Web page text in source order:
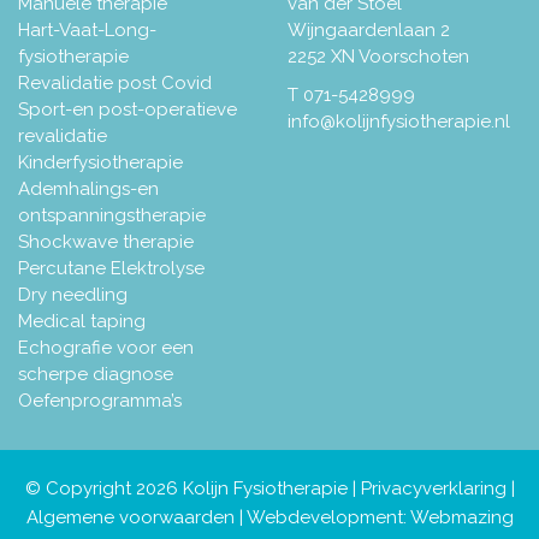
Hart-Vaat-Long-
fysiotherapie
Revalidatie post Covid
Sport-en post-operatieve
revalidatie
Kinderfysiotherapie
Ademhalings-en
ontspanningstherapie
Shockwave therapie
Percutane Elektrolyse
Dry needling
Medical taping
Echografie voor een
scherpe diagnose
Oefenprogramma’s
Wijngaardenlaan 2
2252 XN Voorschoten
T 071-5428999
info@kolijnfysiotherapie.nl
© Copyright 2026 Kolijn Fysiotherapie | Privacyverklaring |
Algemene voorwaarden | Webdevelopment: Webmazing